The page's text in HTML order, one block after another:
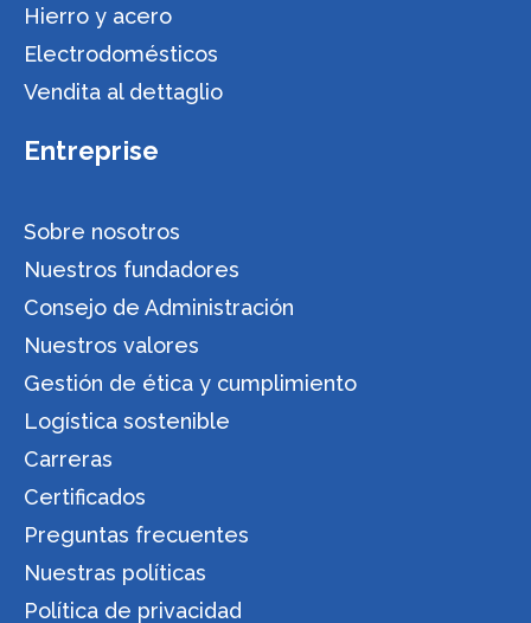
Hierro y acero
Electrodomésticos
Vendita al dettaglio
Entreprise
Sobre nosotros
Nuestros fundadores
Consejo de Administración
Nuestros valores
Gestión de ética y cumplimiento
Logística sostenible
Carreras
Certificados
Preguntas frecuentes
Nuestras políticas
Política de privacidad